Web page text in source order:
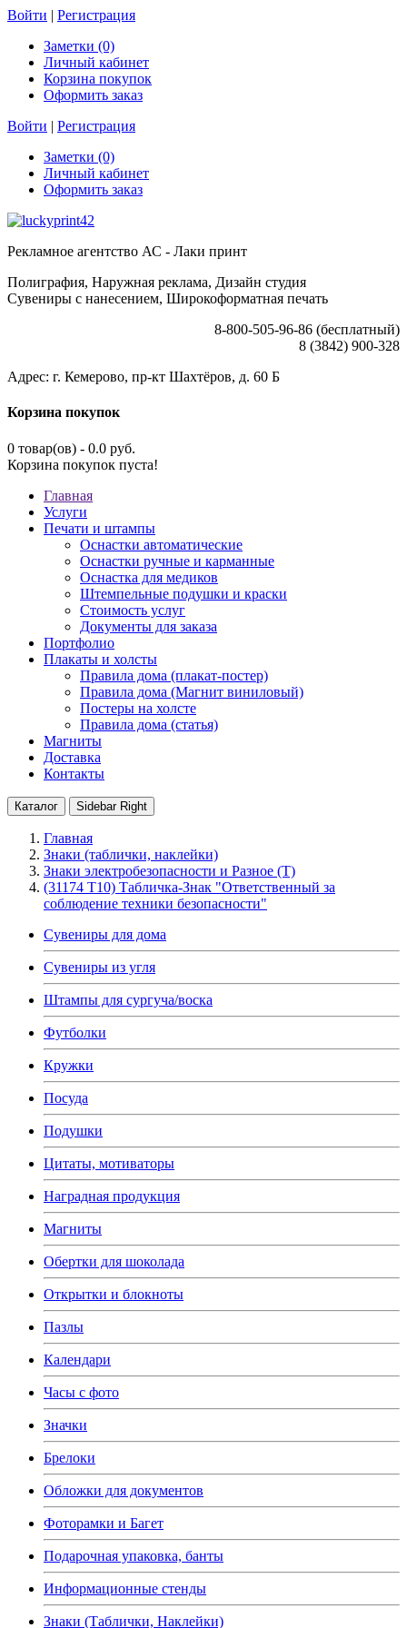
Войти | Регистрация
Заметки (0)
Личный кабинет
Корзина покупок
Оформить заказ
Войти | Регистрация
Заметки (0)
Личный кабинет
Оформить заказ
Рекламное агентство АС - Лаки принт
Полиграфия, Наружная реклама, Дизайн студия
Сувениры с нанесением, Широкоформатная печать
8-800-505-96-86 (бесплатный)
8 (3842) 900-328
Адрес: г. Кемерово, пр-кт Шахтёров, д. 60 Б
Корзина покупок
0 товар(ов) - 0.0 руб.
Корзина покупок пуста!
Главная
Услуги
Печати и штампы
Оснастки автоматические
Оснастки ручные и карманные
Оснастка для медиков
Штемпельные подушки и краски
Стоимость услуг
Документы для заказа
Портфолио
Плакаты и холсты
Правила дома (плакат-постер)
Правила дома (Магнит виниловый)
Постеры на холсте
Правила дома (статья)
Магниты
Доставка
Контакты
Каталог Sidebar Right
Главная
Знаки (таблички, наклейки)
Знаки электробезопасности и Разное (T)
(31174 Т10) Табличка-Знак "Ответственный за
соблюдение техники безопасности"
Сувениры для дома
Сувениры из угля
Штампы для сургуча/воска
Футболки
Кружки
Посуда
Подушки
Цитаты, мотиваторы
Наградная продукция
Магниты
Обертки для шоколада
Открытки и блокноты
Пазлы
Календари
Часы с фото
Значки
Брелоки
Обложки для документов
Фоторамки и Багет
Подарочная упаковка, банты
Информационные стенды
Знаки (Таблички, Наклейки)